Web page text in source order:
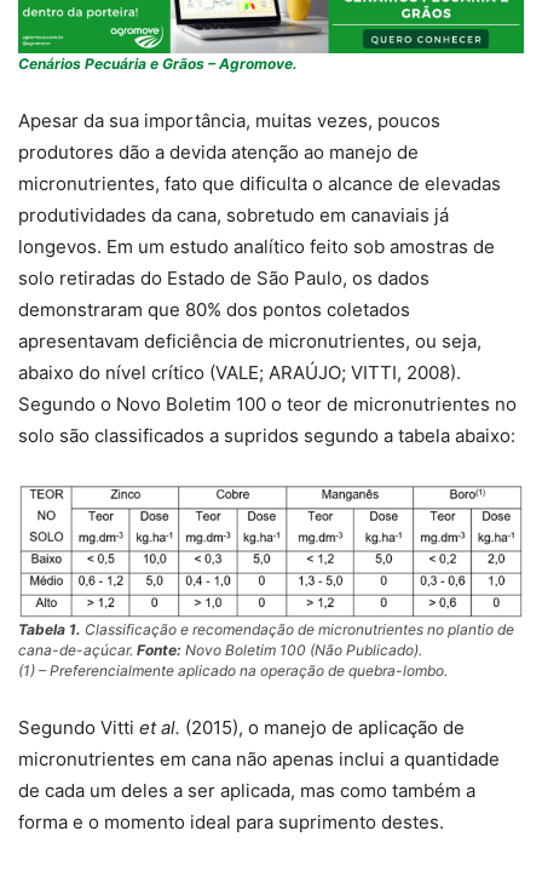
Cenários Pecuária e Grãos – Agromove.
Apesar da sua importância, muitas vezes, poucos
produtores dão a devida atenção ao manejo de
micronutrientes, fato que dificulta o alcance de elevadas
produtividades da cana, sobretudo em canaviais já
longevos. Em um estudo analítico feito sob amostras de
solo retiradas do Estado de São Paulo, os dados
demonstraram que 80% dos pontos coletados
apresentavam deficiência de micronutrientes, ou seja,
abaixo do nível crítico (VALE; ARAÚJO; VITTI, 2008).
Segundo o Novo Boletim 100 o teor de micronutrientes no
solo são classificados a supridos segundo a tabela abaixo:
Tabela 1. Classificação e recomendação de micronutrientes no plantio de
cana-de-açúcar. Fonte: Novo Boletim 100 (Não Publicado).
(1) – Preferencialmente aplicado na operação de quebra-lombo.
Segundo Vitti et al. (2015), o manejo de aplicação de
micronutrientes em cana não apenas inclui a quantidade
de cada um deles a ser aplicada, mas como também a
forma e o momento ideal para suprimento destes.